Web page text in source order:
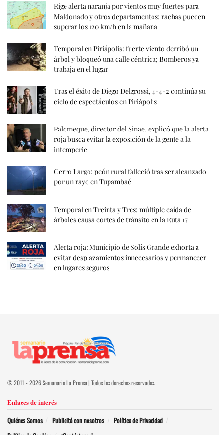
Rige alerta naranja por vientos muy fuertes para
Maldonado y otros departamentos; rachas pueden
superar los 120 km/h en la mañana
Temporal en Piriápolis: fuerte viento derribó un
árbol y bloqueó una calle céntrica; Bomberos ya
trabaja en el lugar
Tras el éxito de Diego Delgrossi, 4-4-2 continúa su
ciclo de espectáculos en Piriápolis
Palomeque, director del Sinae, explicó que la alerta
roja busca evitar la exposición de la gente a la
intemperie
Cerro Largo: peón rural falleció tras ser alcanzado
por un rayo en Tupambaé
Temporal en Treinta y Tres: múltiple caída de
árboles causa cortes de tránsito en la Ruta 17
Alerta roja: Municipio de Solís Grande exhorta a
evitar desplazamientos innecesarios y permanecer
en lugares seguros
© 2011 - 2026 Semanario La Prensa | Todos los derechos reservados.
Enlaces de interés
Quiénes Somos Publicitá con nosotros
Política de Privacidad